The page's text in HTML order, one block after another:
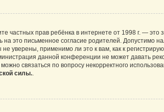
частных прав ребёнка в интернете от 1998 г. —
это письменное согласие родителей. Допустимо
уверены, применимо ли это к вам, как к
данной конференции не может давать
связаться по вопросу некорректного
силы..